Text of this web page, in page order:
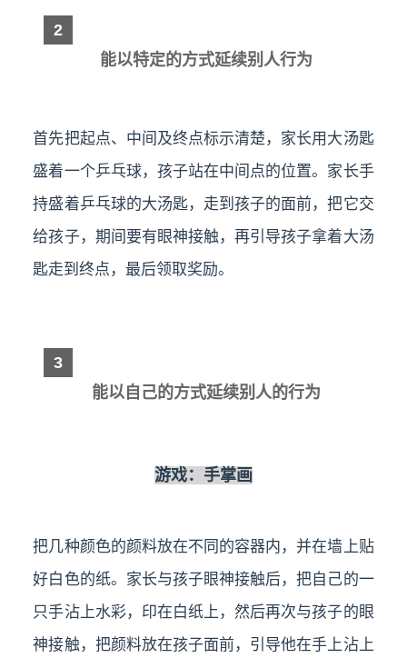
2
能以特定的方式延续别人行为
首先把起点、中间及终点标示清楚，家长用大汤匙
盛着一个乒乓球，孩子站在中间点的位置。家长手
持盛着乒乓球的大汤匙，走到孩子的面前，把它交
给孩子，期间要有眼神接触，再引导孩子拿着大汤
匙走到终点，最后领取奖励。
3
能以自己的方式延续别人的行为
游戏：手掌画
把几种颜色的颜料放在不同的容器内，并在墙上贴
好白色的纸。家长与孩子眼神接触后，把自己的一
只手沾上水彩，印在白纸上，然后再次与孩子的眼
神接触，把颜料放在孩子面前，引导他在手上沾上